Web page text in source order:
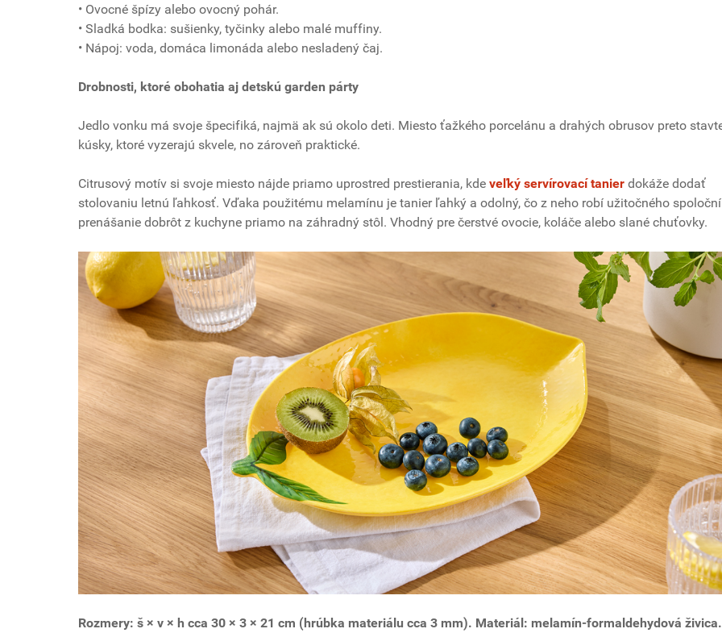
• Ovocné špízy alebo ovocný pohár.
• Sladká bodka: sušienky, tyčinky alebo malé muffiny.
• Nápoj: voda, domáca limonáda alebo nesladený čaj.
Drobnosti, ktoré obohatia aj detskú garden párty
Jedlo vonku má svoje špecifiká, najmä ak sú okolo deti. Miesto ťažkého porcelánu a drahých obrusov preto
kúsky, ktoré vyzerajú skvele, no zároveň praktické.
Citrusový motív si svoje miesto nájde priamo uprostred prestierania, kde veľký servírovací tanier dokáže dodať
stolovaniu letnú ľahkosť. Vďaka použitému melamínu je tanier ľahký a odolný, čo z neho robí užitočného
prenášanie dobrôt z kuchyne priamo na záhradný stôl. Vhodný pre čerstvé ovocie, koláče alebo slané chuťovky.
Rozmery: š × v × h cca 30 × 3 × 21 cm (hrúbka materiálu cca 3 mm). Materiál: melamín-formaldehydová